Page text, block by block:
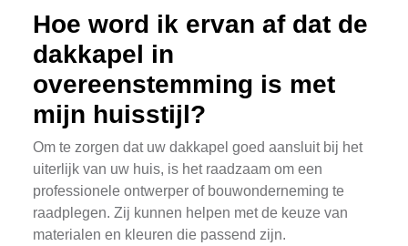
Hoe word ik ervan af dat de
dakkapel in
overeenstemming is met
mijn huisstijl?
Om te zorgen dat uw dakkapel goed aansluit bij het
uiterlijk van uw huis, is het raadzaam om een
professionele ontwerper of bouwonderneming te
raadplegen. Zij kunnen helpen met de keuze van
materialen en kleuren die passend zijn.